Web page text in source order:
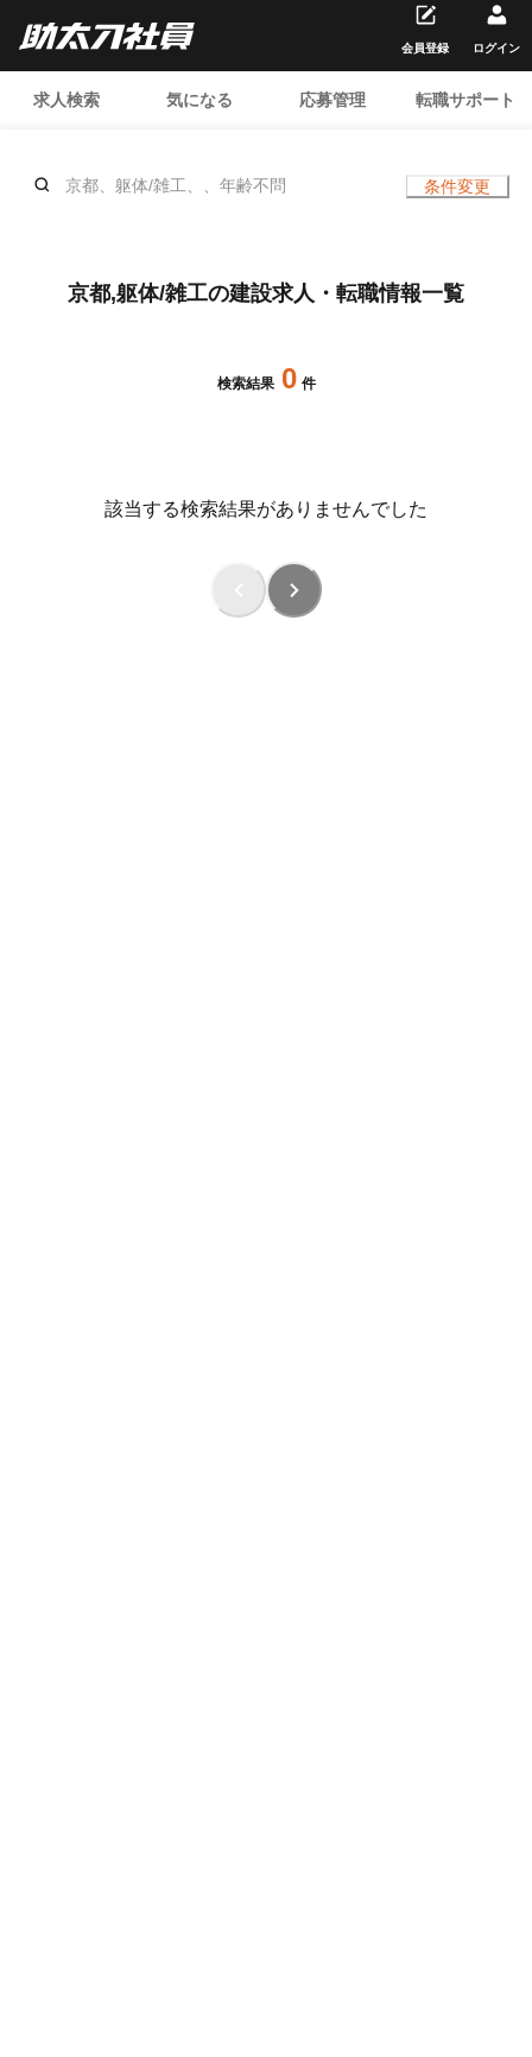
求人検索 気になる 応募管理 転職サポート
会員登録 ログイン
京都、躯体/雑工、、年齢不問 条件変更
京都,躯体/雑工の建設求人・転職情報一覧
検索結果 0 件
該当する検索結果がありませんでした